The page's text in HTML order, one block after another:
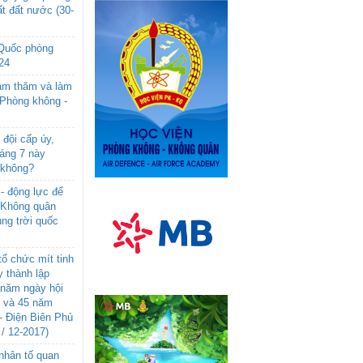
đất nước (30-
phòng
thăm và làm
không -
cấp úy,
7 này
động lực để
quân
trời quốc
chức mít tinh
thành lập
ngày hội
và 45 năm
Điện Biên Phủ
12-2017)
tố quan